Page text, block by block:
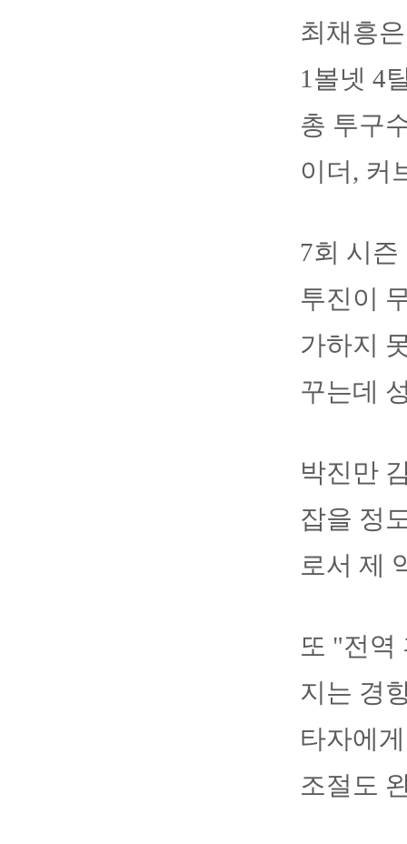
최채흥
1볼넷 4
총 투구
이더, 커
7회 시
투진이
가하지
꾸는데
박진만
잡을 정
로서 제
또 "전역
지는 경
타자에
조절도